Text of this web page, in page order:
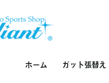
ホーム ガット張替え